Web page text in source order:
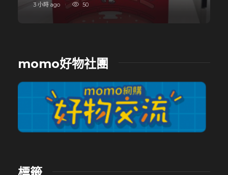
3 小時 ago 50
momo好物社團